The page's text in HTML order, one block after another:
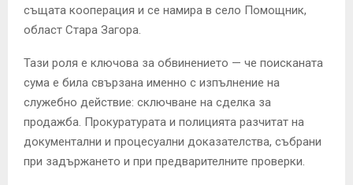
същата кооперация и се намира в село Помощник,
област Стара Загора.
Тази роля е ключова за обвинението — че поисканата
сума е била свързана именно с изпълнение на
служебно действие: сключване на сделка за
продажба. Прокуратурата и полицията разчитат на
документални и процесуални доказателства, събрани
при задържането и при предварителните проверки.